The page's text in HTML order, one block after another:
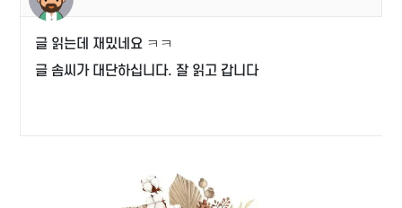
글 읽는데 재밌네요 ㅋㅋ
글 솜씨가 대단하십니다. 잘 읽고 갑니다